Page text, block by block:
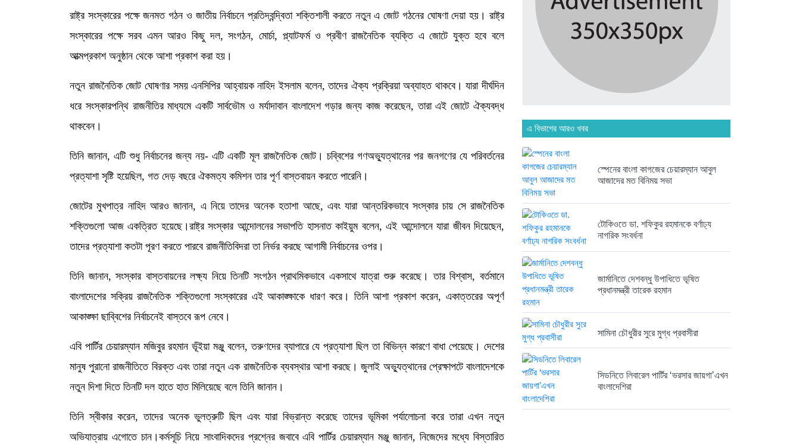
রাষ্ট্র সংস্কারের পক্ষে জনমত গঠন ও জাতীয় নির্বাচনে প্রতিদ্বন্দ্বিতা শক্তিশালী করতে নতুন এ জোট গঠনের ঘোষণা দেয়া হয়। রাষ্ট্র
সংস্কারের পক্ষে সরব এমন আরও কিছু দল, সংগঠন, মোর্চা, প্ল্যাটফর্ম ও প্রবীণ রাজনৈতিক ব্যক্তি এ জোটে যুক্ত হবে বলে
আত্মপ্রকাশ অনুষ্ঠান থেকে আশা প্রকাশ করা হয়।
নতুন রাজনৈতিক জোট ঘোষণার সময় এনসিপির আহ্বায়ক নাহিদ ইসলাম বলেন, তাদের ঐক্য প্রক্রিয়া অব্যাহত থাকবে। যারা দীর্ঘদিন
ধরে সংস্কারপন্থি রাজনীতির মাধ্যমে একটি সার্বভৌম ও মর্যাদাবান বাংলাদেশ গড়ার জন্য কাজ করেছেন, তারা এই জোটে ঐক্যবদ্ধ
থাকবেন।
তিনি জানান, এটি শুধু নির্বাচনের জন্য নয়- এটি একটি মূল রাজনৈতিক জোট। চব্বিশের গণঅভ্যুত্থানের পর জনগণের যে পরিবর্তনের
প্রত্যাশা সৃষ্টি হয়েছিল, গত দেড় বছরে ঐকমত্য কমিশন তার পূর্ণ বাস্তবায়ন করতে পারেনি।
জোটের মুখপাত্র নাহিদ আরও জানান, এ নিয়ে তাদের অনেক হতাশা আছে, এবং যারা আন্তরিকভাবে সংস্কার চায় সে রাজনৈতিক
শক্তিগুলো আজ একত্রিত হয়েছে।রাষ্ট্র সংস্কার আন্দোলনের সভাপতি হাসনাত কাইয়ুম বলেন, এই আন্দোলনে যারা জীবন দিয়েছেন,
তাদের প্রত্যাশা কতটা পূরণ করতে পারবে রাজনীতিবিদরা তা নির্ভর করছে আগামী নির্বাচনের ওপর।
তিনি জানান, সংস্কার বাস্তবায়নের লক্ষ্য নিয়ে তিনটি সংগঠন প্রাথমিকভাবে একসাথে যাত্রা শুরু করেছে। তার বিশ্বাস, বর্তমানে
বাংলাদেশের সক্রিয় রাজনৈতিক শক্তিগুলো সংস্কারের এই আকাঙ্ক্ষাকে ধারণ করে। তিনি আশা প্রকাশ করেন, একাত্তরের অপূর্ণ
আকাঙ্ক্ষা ছাব্বিশের নির্বাচনেই বাস্তবে রূপ নেবে।
এবি পার্টির চেয়ারম্যান মজিবুর রহমান ভূঁইয়া মঞ্জু বলেন, তরুণদের ব্যাপারে যে প্রত্যাশা ছিল তা বিভিন্ন কারণে বাধা পেয়েছে। দেশের
মানুষ পুরানো রাজনীতিতে বিরক্ত এবং তারা নতুন এক রাজনৈতিক ব্যবস্থার আশা করছে। জুলাই অভ্যুত্থানের প্রেক্ষাপটে বাংলাদেশকে
নতুন দিশা দিতে তিনটি দল হাতে হাত মিলিয়েছে বলে তিনি জানান।
তিনি স্বীকার করেন, তাদের অনেক ভুলত্রুটি ছিল এবং যারা বিভ্রান্ত করেছে তাদের ভূমিকা পর্যালোচনা করে তারা এখন নতুন
অভিযাত্রায় এগোতে চান।কর্মসূচি নিয়ে সাংবাদিকদের প্রশ্নের জবাবে এবি পার্টির চেয়ারম্যান মঞ্জু জানান, নিজেদের মধ্যে বিস্তারিত
৫ দিন আগে
অনেক পরিবার এখনো তাঁদের স্বজন...
রাজনৈতিক লড়াইয়ে জিততে হলে
১ সপ্তাহ আগে
এ বিভাগের আরও খবর
স্পেনের বাংলা কাগজের চেয়ারম্যান আবুল
আজাদের মত বিনিময় সভা
টোকিওতে ডা. শফিকুর রহমানকে বর্ণাঢ্য
নাগরিক সংবর্ধনা
জার্মানিতে দেশবন্ধু উপাধিতে ভূষিত
প্রধানমন্ত্রী তারেক রহমান
সামিনা চৌধুরীর সুরে মুগ্ধ প্রবাসীরা
সিডনিতে লিবারেল পার্টির ‘ভরসার জায়গা’এখন
বাংলাদেশিরা